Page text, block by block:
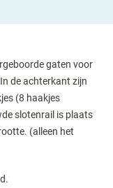
gaten voor
de achterkant zijn
(8 haakjes
slotenrail is plaats
(alleen het